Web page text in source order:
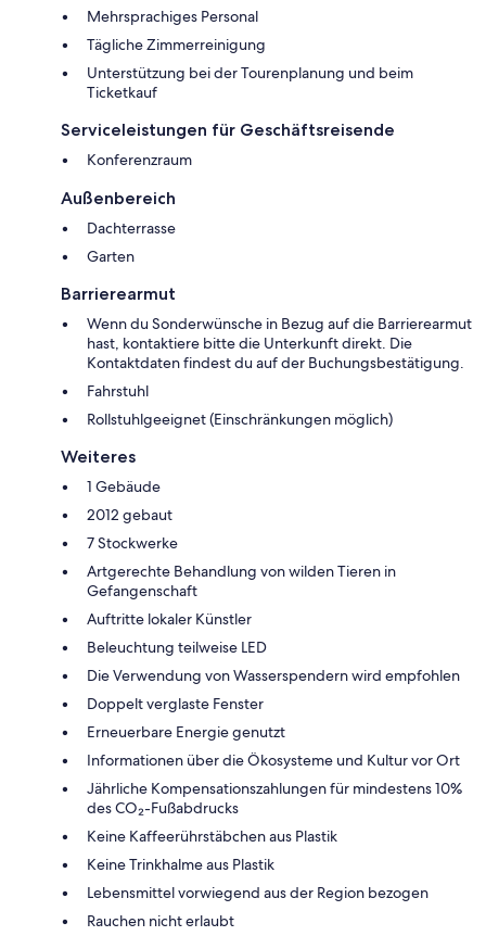
Mehrsprachiges Personal
Tägliche Zimmerreinigung
Unterstützung bei der Tourenplanung und beim
Ticketkauf
Serviceleistungen für Geschäftsreisende
Konferenzraum
Außenbereich
Dachterrasse
Garten
Barrierearmut
Wenn du Sonderwünsche in Bezug auf die Barrierearmut
hast, kontaktiere bitte die Unterkunft direkt. Die
Kontaktdaten findest du auf der Buchungsbestätigung.
Fahrstuhl
Rollstuhlgeeignet (Einschränkungen möglich)
Weiteres
1 Gebäude
2012 gebaut
7 Stockwerke
Artgerechte Behandlung von wilden Tieren in
Gefangenschaft
Auftritte lokaler Künstler
Beleuchtung teilweise LED
Die Verwendung von Wasserspendern wird empfohlen
Doppelt verglaste Fenster
Erneuerbare Energie genutzt
Informationen über die Ökosysteme und Kultur vor Ort
Jährliche Kompensationszahlungen für mindestens 10%
des CO₂-Fußabdrucks
Keine Kaffeerührstäbchen aus Plastik
Keine Trinkhalme aus Plastik
Lebensmittel vorwiegend aus der Region bezogen
Rauchen nicht erlaubt